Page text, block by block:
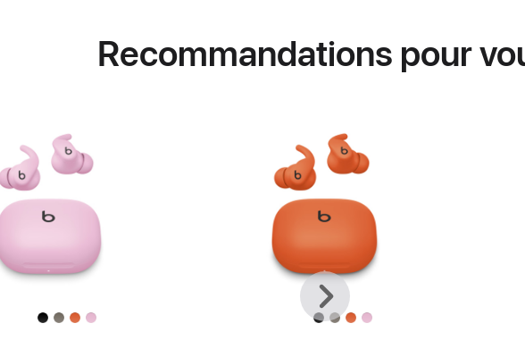
Recommandations pour
Précédent
Suivant